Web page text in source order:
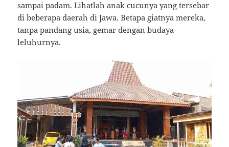
sampai padam. Lihatlah anak cucunya yang tersebar
di beberapa daerah di Jawa. Betapa giatnya mereka,
tanpa pandang usia, gemar dengan budaya
leluhurnya.